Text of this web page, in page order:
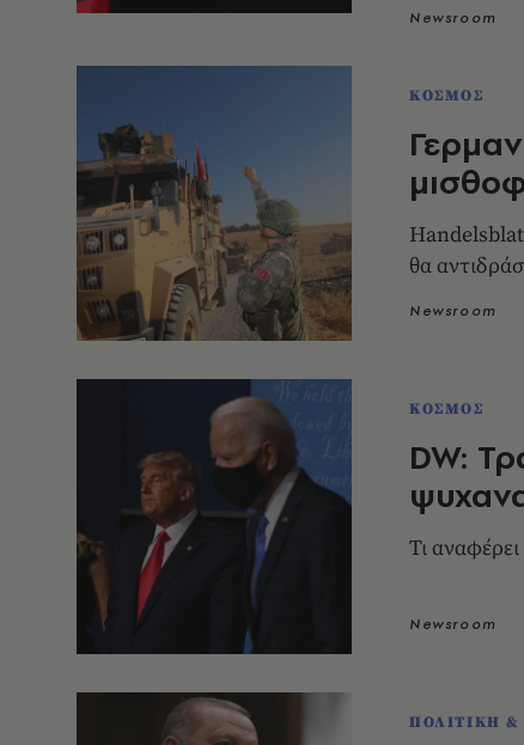
Newsroom
ΚΟΣΜΟΣ
θα
Newsroom
ΚΟΣΜΟΣ
DW:
Τι
Newsroom
ΠΟΛΙΤΙΚΗ